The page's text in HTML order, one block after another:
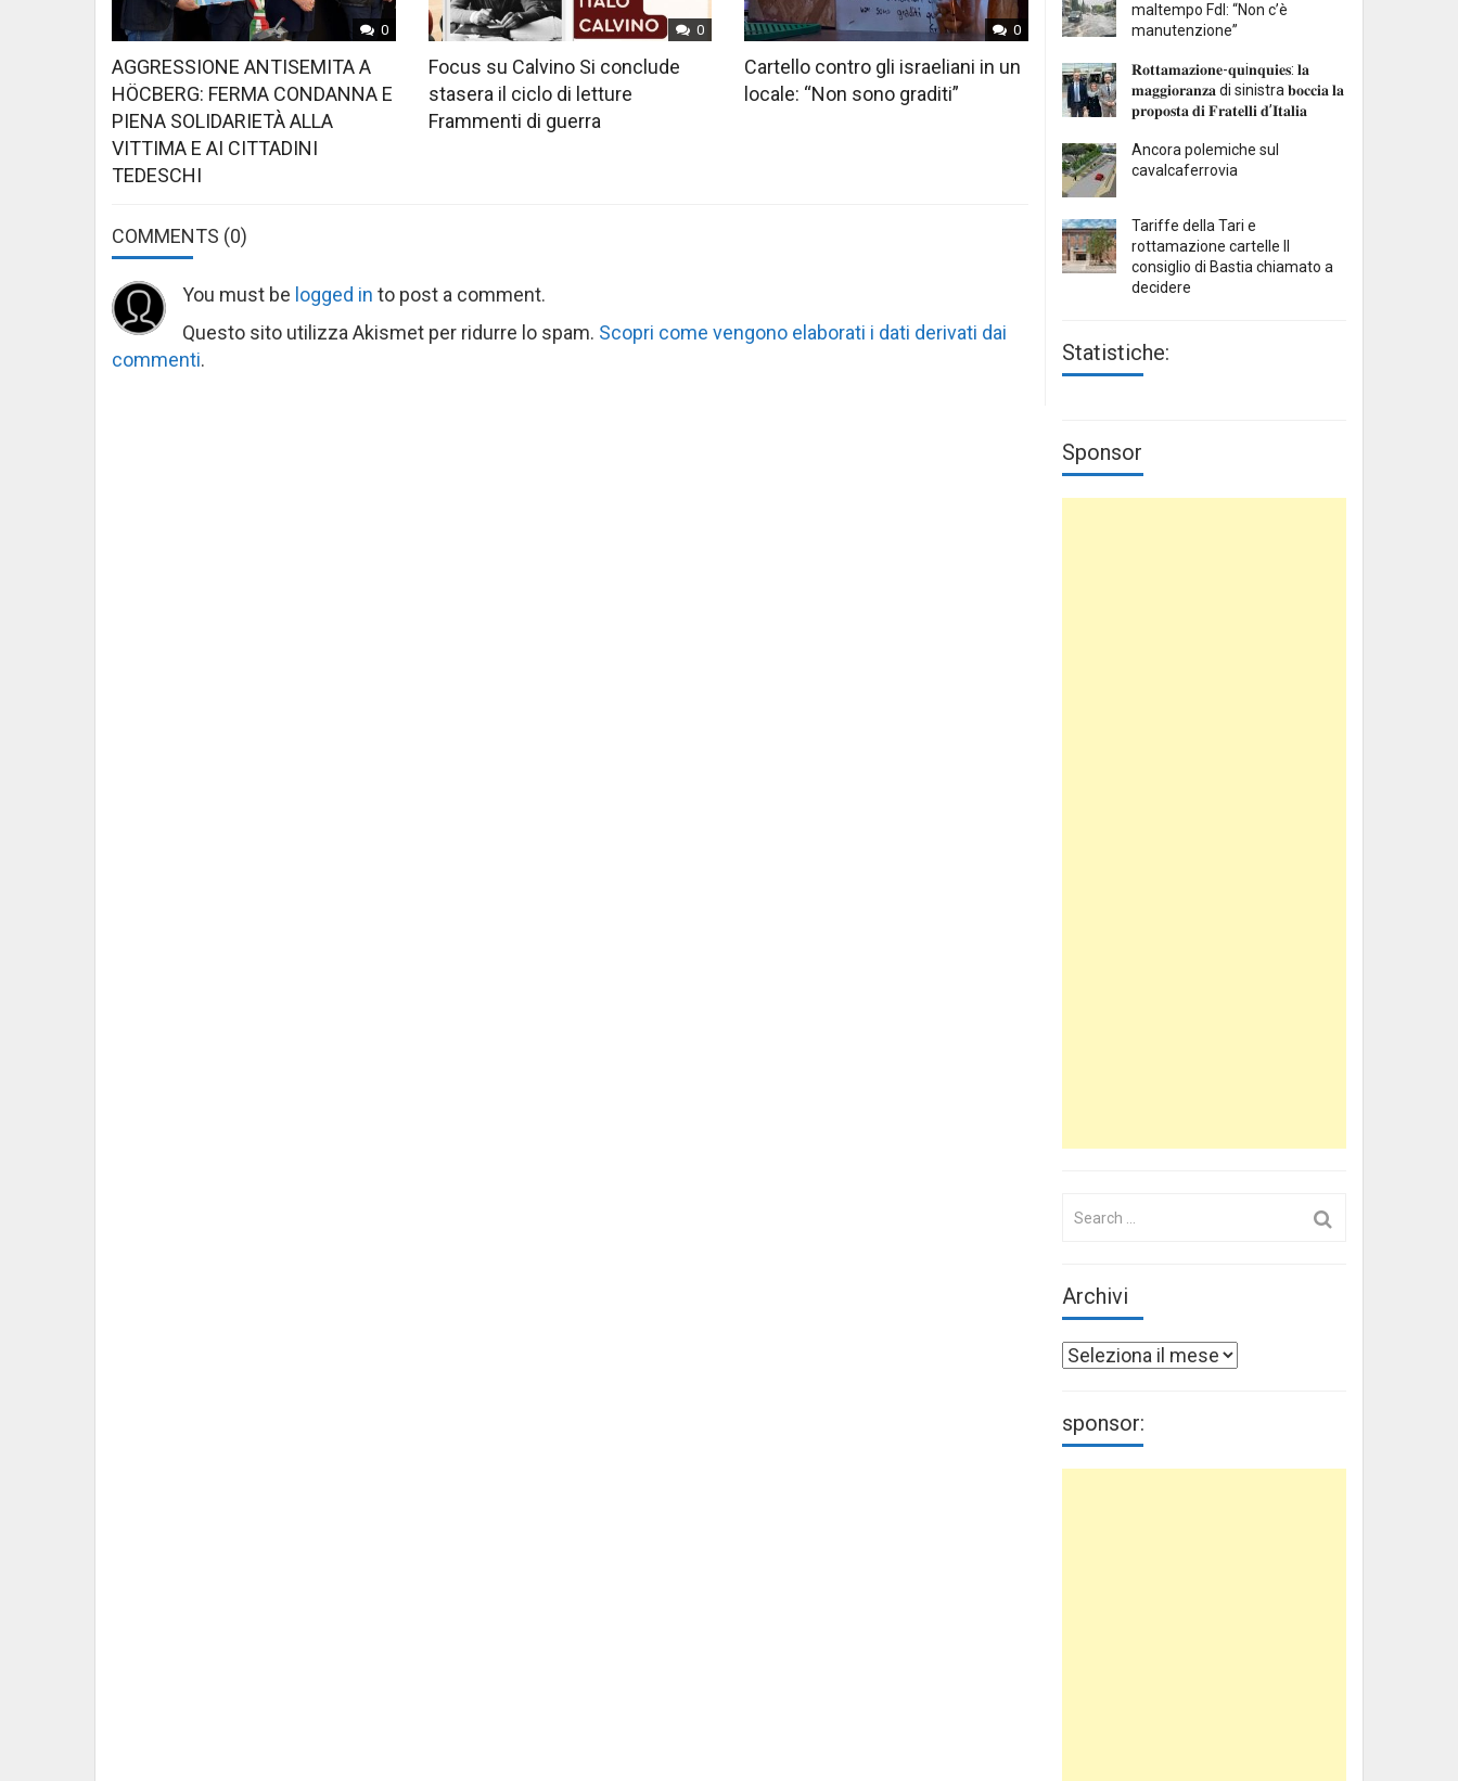
0
AGGRESSIONE ANTISEMITA A
HÖCBERG: FERMA CONDANNA E
PIENA SOLIDARIETÀ ALLA
VITTIMA E AI CITTADINI
TEDESCHI
0
Focus su Calvino Si conclude
stasera il ciclo di letture
Frammenti di guerra
0
Cartello contro gli israeliani in un
locale: “Non sono graditi”
COMMENTS (0)
You must be logged in to post a comment.
Questo sito utilizza Akismet per ridurre lo spam. Scopri come vengono elaborati i dati derivati dai
commenti.
maltempo FdI: “Non c’è
manutenzione”
𝐑𝐨𝐭𝐭𝐚𝐦𝐚𝐳𝐢𝐨𝐧𝐞-𝐪𝐮i𝐧𝐪𝐮𝐢𝐞𝐬: 𝐥𝐚
𝐦𝐚𝐠𝐠𝐢𝐨𝐫𝐚𝐧𝐳𝐚 di sinistra 𝐛𝐨𝐜𝐜𝐢𝐚 𝐥𝐚
𝐩𝐫𝐨𝐩𝐨𝐬𝐭𝐚 𝐝𝐢 𝐅𝐫𝐚𝐭𝐞𝐥𝐥𝐢 𝐝’𝐈𝐭𝐚𝐥𝐢𝐚
Ancora polemiche sul
cavalcaferrovia
Tariffe della Tari e
rottamazione cartelle Il
consiglio di Bastia chiamato a
decidere
Statistiche:
Sponsor
Archivi
Archivi
sponsor: